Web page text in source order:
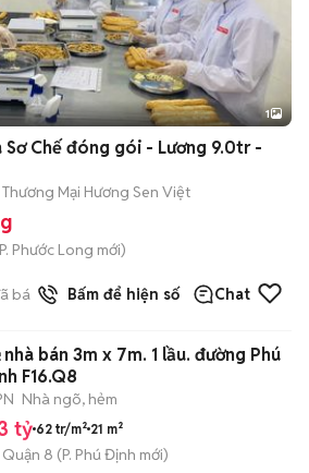
1
đóng gói - Lương 9.0tr -
Mại Hương Sen Việt
P. Phước Long mới)
bán Bấm để hiện số Chat
nhà bán 3m x 7m. 1 lầu. đường Phú
F16.Q8
Nhà ngõ, hẻm
tỷ 62 tr/m² 21 m²
Quận 8 (P. Phú Định mới)